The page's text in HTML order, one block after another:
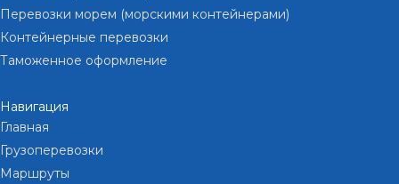
Перевозки морем (морскими контейнерами)
Контейнерные перевозки
Таможенное оформление
Навигация
Главная
Грузоперевозки
Маршруты